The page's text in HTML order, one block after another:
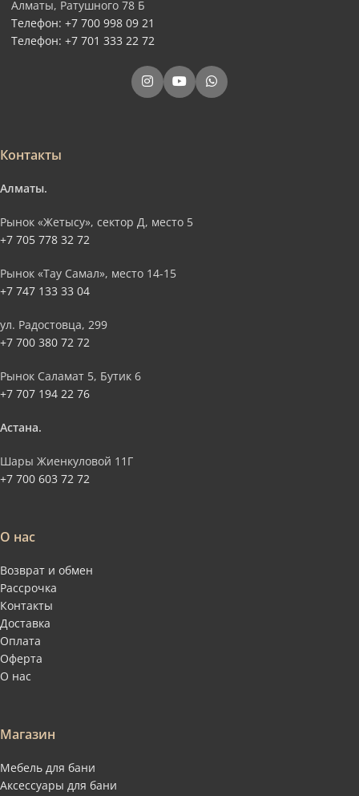
Алматы, Ратушного 78 Б
Телефон: +7 700 998 09 21
Телефон: +7 701 333 22 72
Контакты
Алматы.
Рынок «Жетысу», сектор Д, место 5
+7 705 778 32 72
Рынок «Тау Самал», место 14-15
+7 747 133 33 04
ул. Радостовца, 299
+7 700 380 72 72
Рынок Саламат 5, Бутик 6
+7 707 194 22 76
Астана.
Шары Жиенкуловой 11Г
+7 700 603 72 72
О нас
Возврат и обмен
Рассрочка
Контакты
Доставка
Оплата
Оферта
О нас
Магазин
Мебель для бани
Аксессуары для бани